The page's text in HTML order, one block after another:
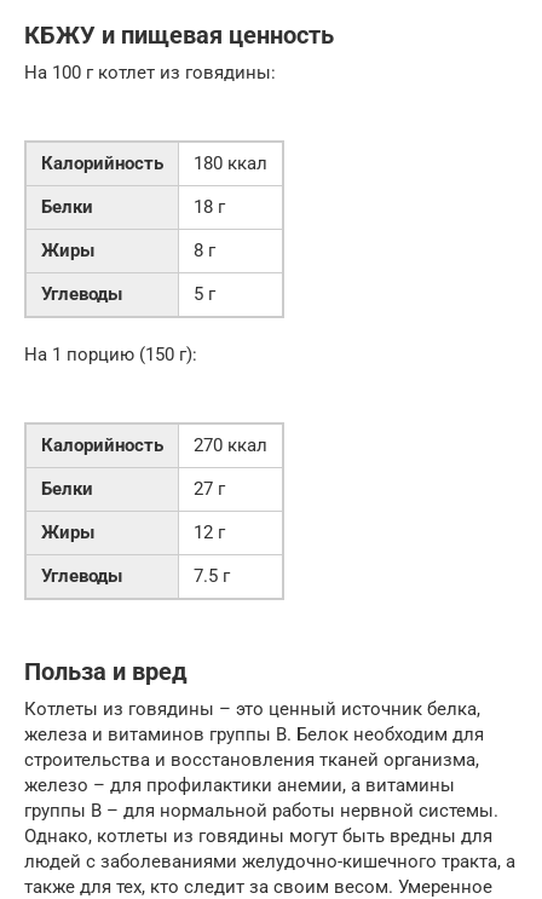
КБЖУ и пищевая ценность
На 100 г котлет из говядины:
Калорийность
180 ккал
Белки
18 г
Жиры
8 г
Углеводы
5 г
На 1 порцию (150 г):
Калорийность
270 ккал
Белки
27 г
Жиры
12 г
Углеводы
7.5 г
Польза и вред
Котлеты из говядины – это ценный источник белка,
железа и витаминов группы B. Белок необходим для
строительства и восстановления тканей организма,
железо – для профилактики анемии, а витамины
группы B – для нормальной работы нервной системы.
Однако, котлеты из говядины могут быть вредны для
людей с заболеваниями желудочно-кишечного тракта, а
также для тех, кто следит за своим весом. Умеренное